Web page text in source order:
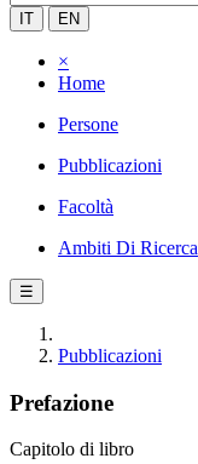
IT EN
×
Home
Persone
Pubblicazioni
Facoltà
Ambiti Di Ricerca
☰
Pubblicazioni
Prefazione
Capitolo di libro